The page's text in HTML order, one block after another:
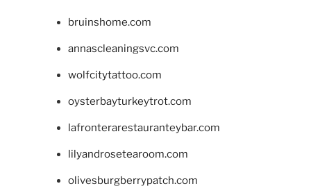
bruinshome.com
annascleaningsvc.com
wolfcitytattoo.com
oysterbayturkeytrot.com
lafronterarestauranteybar.com
lilyandrosetearoom.com
olivesburgberrypatch.com